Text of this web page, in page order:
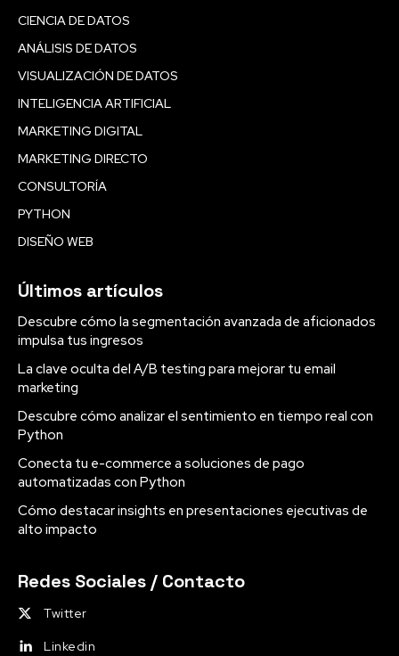
CIENCIA DE DATOS
ANÁLISIS DE DATOS
VISUALIZACIÓN DE DATOS
INTELIGENCIA ARTIFICIAL
MARKETING DIGITAL
MARKETING DIRECTO
CONSULTORÍA
PYTHON
DISEÑO WEB
Últimos artículos
Descubre cómo la segmentación avanzada de aficionados
impulsa tus ingresos
La clave oculta del A/B testing para mejorar tu email
marketing
Descubre cómo analizar el sentimiento en tiempo real con
Python
Conecta tu e-commerce a soluciones de pago
automatizadas con Python
Cómo destacar insights en presentaciones ejecutivas de
alto impacto
Redes Sociales / Contacto
Twitter
Linkedin